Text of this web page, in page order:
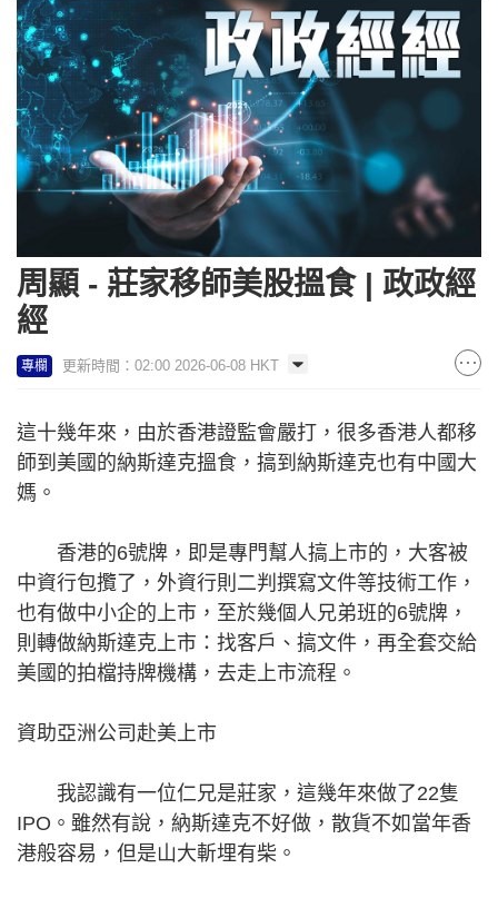
周顯 - 莊家移師美股搵食 | 政政經
經
專欄 更新時間：02:00 2026-06-08 HKT
這十幾年來，由於香港證監會嚴打，很多香港人都移
師到美國的納斯達克搵食，搞到納斯達克也有中國大
媽。
香港的6號牌，即是專門幫人搞上市的，大客被
中資行包攬了，外資行則二判撰寫文件等技術工作，
也有做中小企的上市，至於幾個人兄弟班的6號牌，
則轉做納斯達克上市：找客戶、搞文件，再全套交給
美國的拍檔持牌機構，去走上市流程。
資助亞洲公司赴美上市
我認識有一位仁兄是莊家，這幾年來做了22隻
IPO。雖然有說，納斯達克不好做，散貨不如當年香
港般容易，但是山大斬埋有柴。